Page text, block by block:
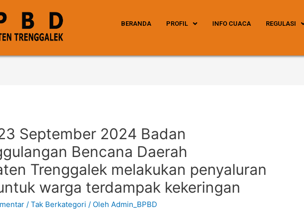
BERANDA PROFIL INFO CUACA REGULASI
September 2024 Badan
Bencana Daerah
Trenggalek melakukan penyaluran
warga terdampak kekeringan
/Tak Berkategori / OlehAdmin_BPBD